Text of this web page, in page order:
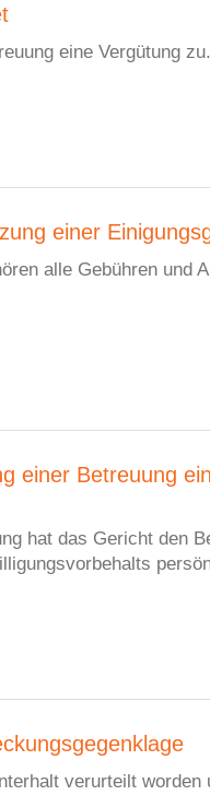
eine Vergütung zu.
einer
alle Gebühren und
einer Betreuung
hat das Gericht den
verurteilt worden